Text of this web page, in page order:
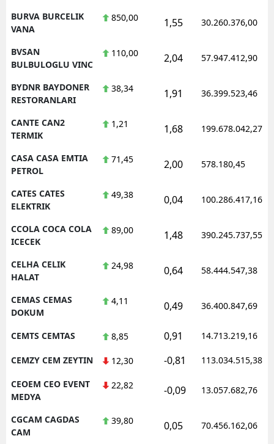
BURVA BURCELIK
VANA
850,00 1,55 30.260.376,00
BVSAN
BULBULOGLU VINC
110,00 2,04 57.947.412,90
BYDNR BAYDONER
RESTORANLARI
38,34 1,91 36.399.523,46
CANTE CAN2
TERMIK
1,21 1,68 199.678.042,27
CASA CASA EMTIA
PETROL
71,45 2,00 578.180,45
CATES CATES
ELEKTRIK
49,38 0,04 100.286.417,16
CCOLA COCA COLA
ICECEK
89,00 1,48 390.245.737,55
CELHA CELIK
HALAT
24,98 0,64 58.444.547,38
CEMAS CEMAS
DOKUM
4,11 0,49 36.400.847,69
CEMTS CEMTAS 8,85 0,91 14.713.219,16
CEMZY CEM ZEYTIN 12,30 -0,81 113.034.515,38
CEOEM CEO EVENT
MEDYA
22,82 -0,09 13.057.682,76
CGCAM CAGDAS
CAM
39,80 0,05 70.456.162,06